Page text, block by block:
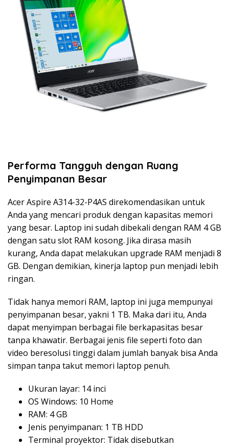
Performa Tangguh dengan Ruang
Penyimpanan Besar
Acer Aspire A314-32-P4AS direkomendasikan untuk
Anda yang mencari produk dengan kapasitas memori
yang besar. Laptop ini sudah dibekali dengan RAM 4 GB
dengan satu slot RAM kosong. Jika dirasa masih
kurang, Anda dapat melakukan upgrade RAM menjadi 8
GB. Dengan demikian, kinerja laptop pun menjadi lebih
ringan.
Tidak hanya memori RAM, laptop ini juga mempunyai
penyimpanan besar, yakni 1 TB. Maka dari itu, Anda
dapat menyimpan berbagai file berkapasitas besar
tanpa khawatir. Berbagai jenis file seperti foto dan
video beresolusi tinggi dalam jumlah banyak bisa Anda
simpan tanpa takut memori laptop penuh.
Ukuran layar: 14 inci
OS Windows: 10 Home
RAM: 4 GB
Jenis penyimpanan: 1 TB HDD
Terminal proyektor: Tidak disebutkan